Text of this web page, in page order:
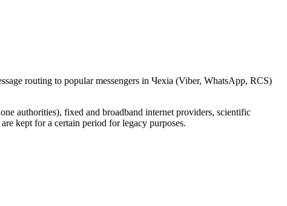
routing to popular messengers in Чехіа (Viber, WhatsApp, RCS)
authorities), fixed and broadband internet providers, scientific
kept for a certain period for legacy purposes.